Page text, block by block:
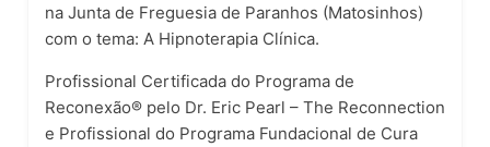
na Junta de Freguesia de Paranhos (Matosinhos)
com o tema: A Hipnoterapia Clínica.
Profissional Certificada do Programa de
Reconexão® pelo Dr. Eric Pearl – The Reconnection
e Profissional do Programa Fundacional de Cura